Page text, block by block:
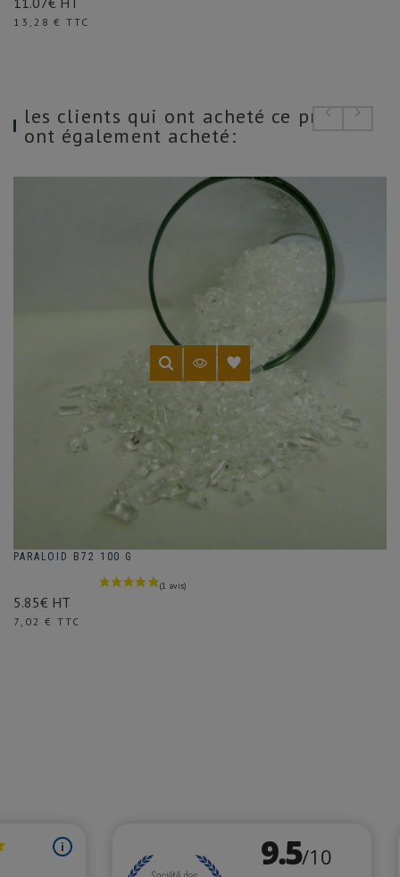
Prix
13,28 € TTC
les clients qui ont acheté ce produit
ont également acheté:
PARALOID B72 100 G
5.85€ HT
Prix
7,02 € TTC